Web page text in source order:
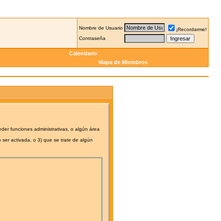
Nombre de Usuario
¡Recordarme!
Contraseña
Calendario
Mapa de Miembros
funciones administrativas, o algún área
activada, o 3) que se trate de algún